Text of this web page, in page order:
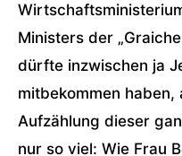
Ministers der
dürfte inzwischen ja
mitbekommen haben,
Aufzählung dieser
nur so viel: Wie Frau